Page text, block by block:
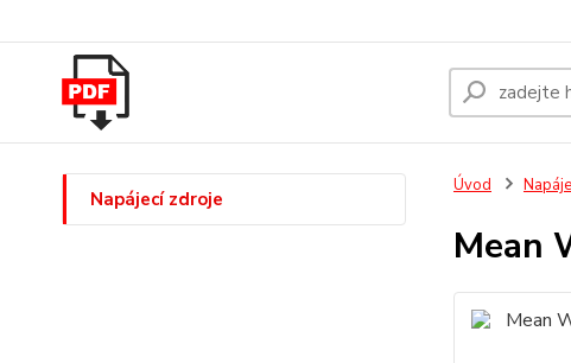
Napájecí zdroje
Úvod
Mean